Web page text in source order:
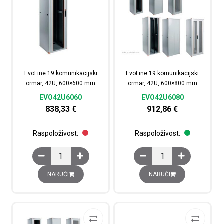
EvoLine 19 komunikacijski
ormar, 42U, 600×600 mm
EVO42U6060
838,33 €
Raspoloživost:
EvoLine 19 komunikacijski ormar, 42U, 600x600 mm
NARUČI
EvoLine 19 komunikacijski
ormar, 42U, 600×800 mm
EVO42U6080
912,86€
Raspoloživost:
EvoLine 19
NARUČI